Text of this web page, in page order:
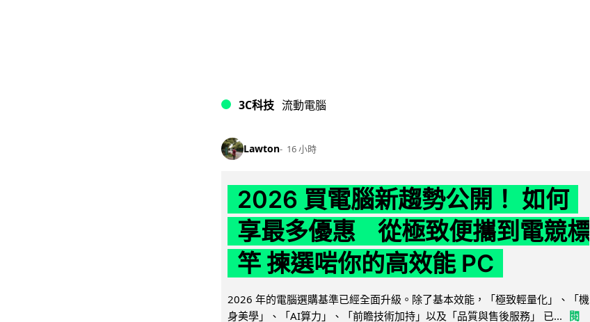
3C科技 流動電腦
Lawton 16 小時
2026 買電腦新趨勢公開！ 如何
享最多優惠 從極致便攜到電競標
竿 揀選啱你的高效能 PC
2026 年的電腦選購基準已經全面升級。除了基本效能，「極致輕量化」、「機
身美學」、「AI算力」、「前瞻技術加持」以及「品質與售後服務」 已... 閱